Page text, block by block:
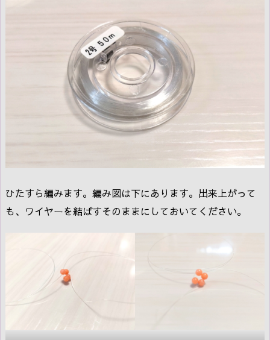
ひたすら編みます。編み図は下にあります。出来上がって
も、ワイヤーを結ばすそのままにしておいてください。